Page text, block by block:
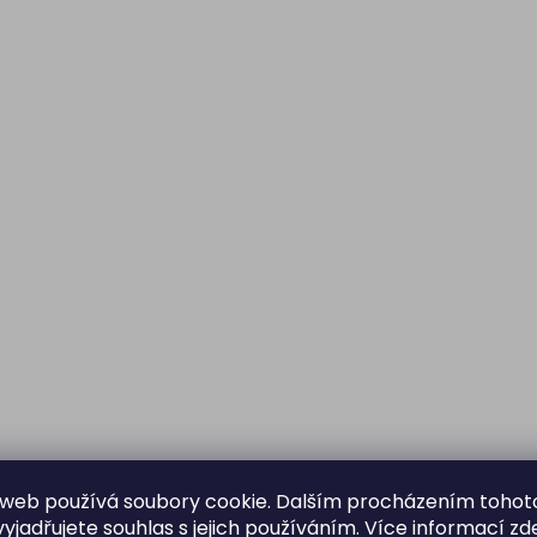
používá soubory cookie. Dalším procházením
souhlas s jejich používáním. Více informací